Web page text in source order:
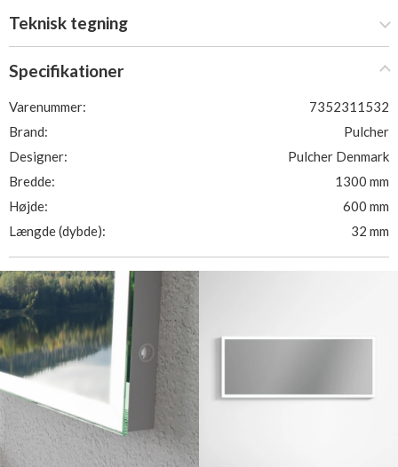
Teknisk tegning
Specifikationer
Varenummer:
7352311532
Brand:
Pulcher
Designer:
Pulcher Denmark
Bredde:
1300 mm
Højde:
600 mm
Længde (dybde):
32 mm